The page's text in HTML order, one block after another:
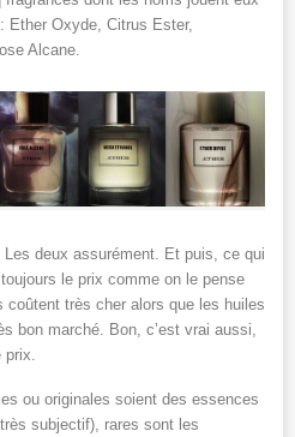
Ether Oxyde, Citrus Ester,
Alcane.
deux assurément. Et puis, ce qui
le prix comme on le pense
coûtent très cher alors que les huiles
bon marché. Bon, c’est vrai aussi,
prix.
ou originales soient des essences
subjectif), rares sont les